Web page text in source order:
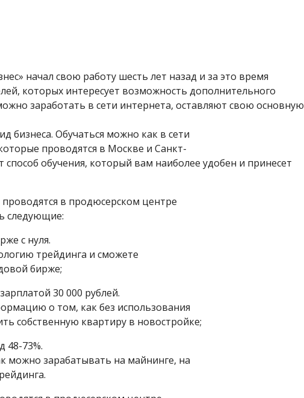
начал свою работу шесть лет назад и за это время
которых интересует возможность дополнительного
заработать в сети интернета, оставляют свою основную
бизнеса. Обучаться можно как в сети
проводятся в Москве и Санкт-
способ обучения, который вам наиболее удобен и принесет
в продюсерском центре
следующие:
с нуля.
трейдинга и сможете
бирже;
30 000 рублей.
о том, как без использования
собственную квартиру в новостройке;
48-73%.
можно зарабатывать на майнинге, на